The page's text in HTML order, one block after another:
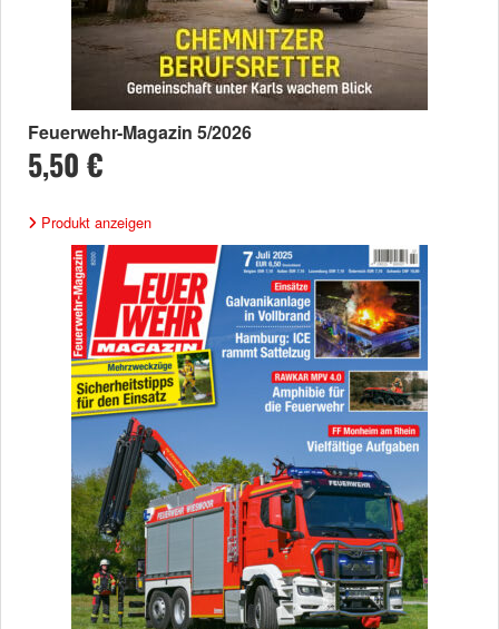
Feuerwehr-Magazin 5/2026
5,50 €
Produkt anzeigen